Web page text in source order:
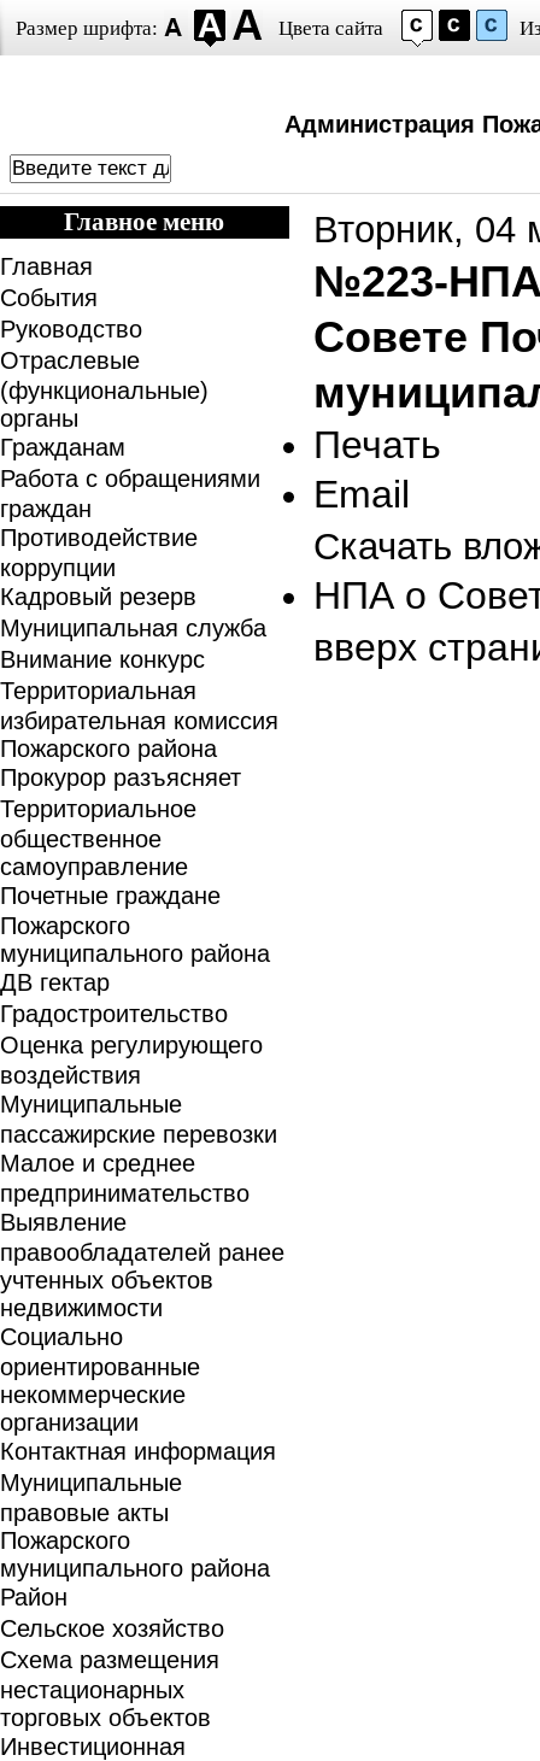
Размер шрифта: Цвета сайта
Администрация
Главное меню
Главная
События
Руководство
Отраслевые
(функциональные)
органы
Гражданам
Работа с обращениями
граждан
Противодействие
коррупции
Кадровый резерв
Муниципальная служба
Внимание конкурс
Территориальная
избирательная комиссия
Пожарского района
Прокурор разъясняет
Территориальное
общественное
самоуправление
Почетные граждане
Пожарского
муниципального района
ДВ гектар
Градостроительство
Оценка регулирующего
воздействия
Муниципальные
пассажирские перевозки
Малое и среднее
предпринимательство
Выявление
правообладателей ранее
учтенных объектов
недвижимости
Социально
ориентированные
некоммерческие
организации
Контактная информация
Муниципальные
правовые акты
Пожарского
муниципального района
Район
Сельское хозяйство
Схема размещения
нестационарных
торговых объектов
Инвестиционная
Вторник, 04
№223-НПА
Совете
Печать
Email
Скачать
НПА о
вверх